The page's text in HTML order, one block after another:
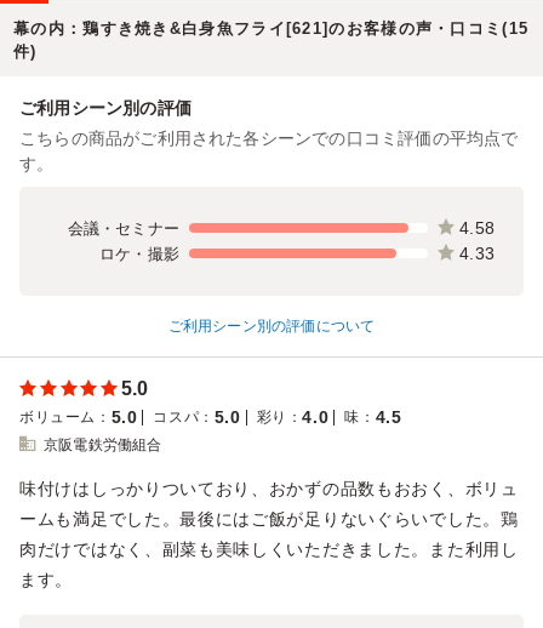
幕の内：鶏すき焼き&白身魚フライ[621]のお客様の声・口コミ(15
件)
ご利用シーン別の評価
こちらの商品がご利用された各シーンでの口コミ評価の平均点で
す。
会議・セミナー 4.58
ロケ・撮影 4.33
ご利用シーン別の評価について
5.0
ボリューム ： 5.0 コスパ ： 5.0 彩り ：4.0 味 ： 4.5
京阪電鉄労働組合
味付けはしっかりついており、おかずの品数もおおく、ボリュ
ームも満足でした。最後にはご飯が足りないぐらいでした。鶏
肉だけではなく、副菜も美味しくいただきました。また利用し
ます。